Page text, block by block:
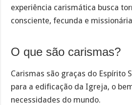
experiência carismática busca
consciente, fecunda e
O que são carismas?
Carismas são graças do Espírito
para a edificação da Igreja, o
necessidades do mundo.